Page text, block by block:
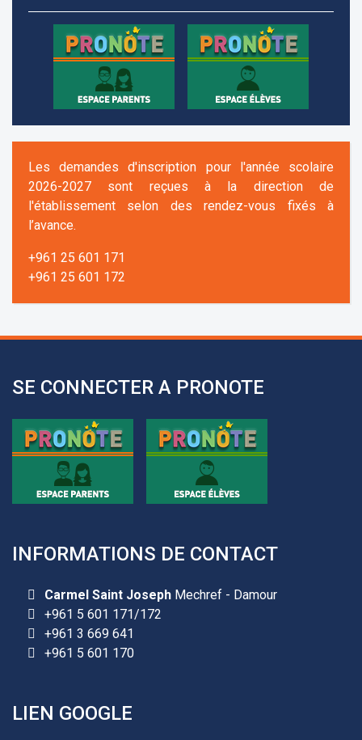
Les demandes d'inscription pour l'année scolaire
2026-2027 sont reçues à la direction de
l'établissement selon des rendez-vous fixés à
l’avance.
+961 25 601 171
+961 25 601 172
SE CONNECTER A PRONOTE
INFORMATIONS DE CONTACT
Carmel Saint Joseph Mechref - Damour
+961 5 601 171/172
+961 3 669 641
+961 5 601 170
LIEN GOOGLE